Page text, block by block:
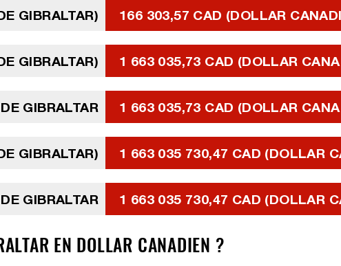
GIBRALTAR) 166 303,57 CAD (DOLLAR
GIBRALTAR) 1 663 035,73 CAD (DOLLAR
GIBRALTAR 1 663 035,73 CAD (DOLLAR
GIBRALTAR) 1 663 035 730,47 CAD (DOLLAR
GIBRALTAR 1 663 035 730,47 CAD (DOLLAR
EN DOLLAR CANADIEN ?